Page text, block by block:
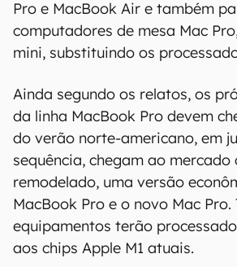
Pro e MacBook Air e também
computadores de mesa Mac
mini, substituindo os
Ainda segundo os relatos, os
da linha MacBook Pro devem
do verão norte-americano, em
sequência, chegam ao mercado
remodelado, uma versão
MacBook Pro e o novo Mac Pro.
equipamentos terão
aos chips Apple M1 atuais.